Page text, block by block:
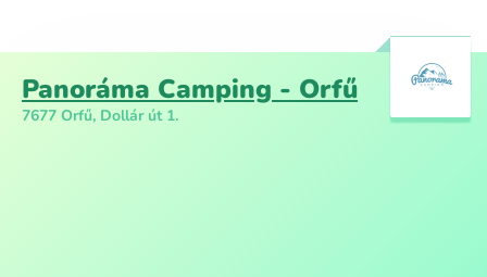
Panoráma Camping - Orfű
7677 Orfű, Dollár út 1.